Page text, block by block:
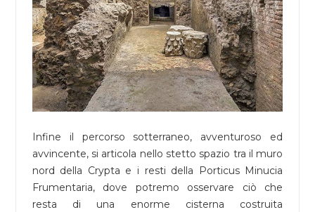
Infine il percorso sotterraneo, avventuroso ed
avvincente, si articola nello stetto spazio tra il muro
nord della Crypta e i resti della Porticus Minucia
Frumentaria, dove potremo osservare ciò che
resta di una enorme cisterna costruita